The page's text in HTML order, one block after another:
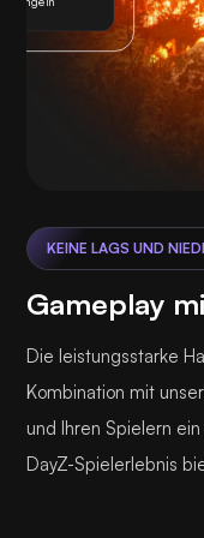
KEINE LAGS UND
Gameplay
Die leistungsstarke
Kombination mit
und Ihren Spielern
DayZ-Spielerlebnis